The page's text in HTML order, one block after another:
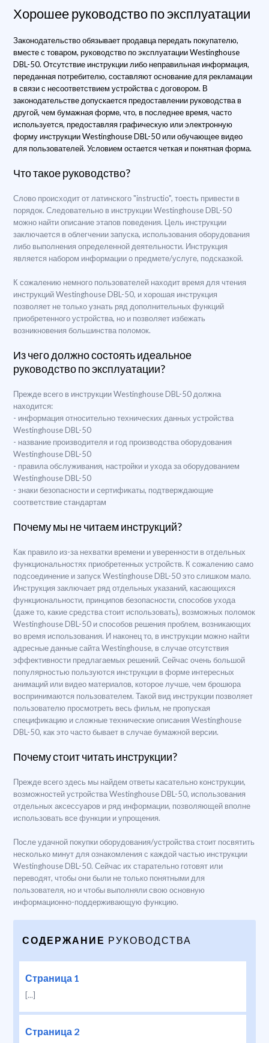
Хорошее руководство по эксплуатации
Законодательство обязывает продавца передать покупателю,
вместе с товаром, руководство по эксплуатации Westinghouse
DBL-50. Отсутствие инструкции либо неправильная информация,
переданная потребителю, составляют основание для рекламации
в связи с несоответствием устройства с договором. В
законодательстве допускается предоставлении руководства в
другой, чем бумажная форме, что, в последнее время, часто
используется, предоставляя графическую или электронную
форму инструкции Westinghouse DBL-50 или обучающее видео
для пользователей. Условием остается четкая и понятная форма.
Что такое руководство?
Слово происходит от латинского "instructio", тоесть привести в
порядок. Следовательно в инструкции Westinghouse DBL-50
можно найти описание этапов поведения. Цель инструкции
заключается в облегчении запуска, использования оборудования
либо выполнения определенной деятельности. Инструкция
является набором информации о предмете/услуге, подсказкой.
К сожалению немного пользователей находит время для чтения
инструкций Westinghouse DBL-50, и хорошая инструкция
позволяет не только узнать ряд дополнительных функций
приобретенного устройства, но и позволяет избежать
возникновения большинства поломок.
Из чего должно состоять идеальное
руководство по эксплуатации?
Прежде всего в инструкции Westinghouse DBL-50 должна
находится:
- информация относительно технических данных устройства
Westinghouse DBL-50
- название производителя и год производства оборудования
Westinghouse DBL-50
- правила обслуживания, настройки и ухода за оборудованием
Westinghouse DBL-50
- знаки безопасности и сертификаты, подтверждающие
соответствие стандартам
Почему мы не читаем инструкций?
Как правило из-за нехватки времени и уверенности в отдельных
функциональностях приобретенных устройств. К сожалению само
подсоединение и запуск Westinghouse DBL-50 это слишком мало.
Инструкция заключает ряд отдельных указаний, касающихся
функциональности, принципов безопасности, способов ухода
(даже то, какие средства стоит использовать), возможных поломок
Westinghouse DBL-50 и способов решения проблем, возникающих
во время использования. И наконец то, в инструкции можно найти
адресные данные сайта Westinghouse, в случае отсутствия
эффективности предлагаемых решений. Сейчас очень большой
популярностью пользуются инструкции в форме интересных
анимаций или видео материалов, которое лучше, чем брошюра
воспринимаются пользователем. Такой вид инструкции позволяет
пользователю просмотреть весь фильм, не пропуская
спецификацию и сложные технические описания Westinghouse
DBL-50, как это часто бывает в случае бумажной версии.
Почему стоит читать инструкции?
Прежде всего здесь мы найдем ответы касательно конструкции,
возможностей устройства Westinghouse DBL-50, использования
отдельных аксессуаров и ряд информации, позволяющей вполне
использовать все функции и упрощения.
После удачной покупки оборудования/устройства стоит посвятить
несколько минут для ознакомления с каждой частью инструкции
Westinghouse DBL-50. Сейчас их старательно готовят или
переводят, чтобы они были не только понятными для
пользователя, но и чтобы выполняли свою основную
информационно-поддерживающую функцию.
СОДЕРЖАНИЕ РУКОВОДСТВА
Страница 1
[...]
Страница 2